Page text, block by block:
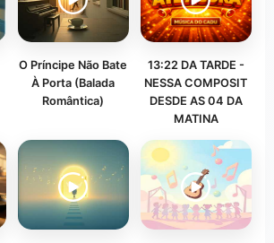
O Príncipe Não Bate
À Porta (Balada
Romântica)
13:22 DA TARDE -
NESSA COMPOSIT
DESDE AS 04 DA
MATINA